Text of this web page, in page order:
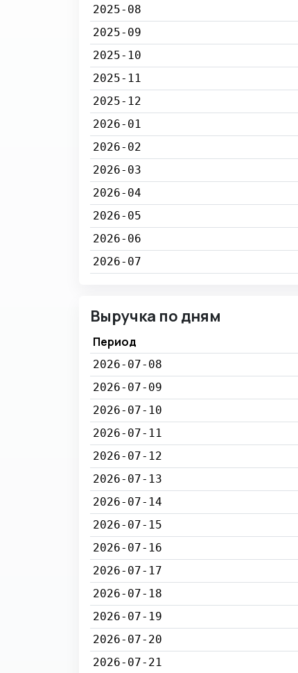
2025-08
2025-09
2025-10
2025-11
2025-12
2026-01
2026-02
2026-03
2026-04
2026-05
2026-06
2026-07
Выручка по дням
Период
2026-07-08
2026-07-09
2026-07-10
2026-07-11
2026-07-12
2026-07-13
2026-07-14
2026-07-15
2026-07-16
2026-07-17
2026-07-18
2026-07-19
2026-07-20
2026-07-21